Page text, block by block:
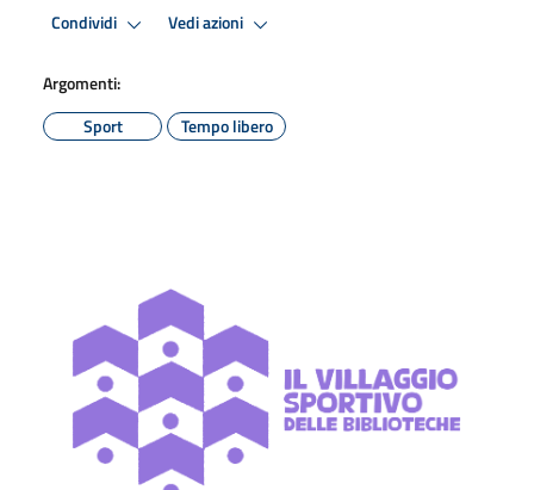
Condividi Vedi azioni
Argomenti:
Sport
Tempo libero